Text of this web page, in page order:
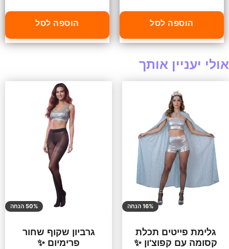
הוספה לסל הוספה לסל
אולי יעניין אותך
16% הנחה
גלימת פייטים תכלת
קסומה עם קפוצ'ון ✨
50% הנחה
גרביון שקוף שחור
פרימיום ✨